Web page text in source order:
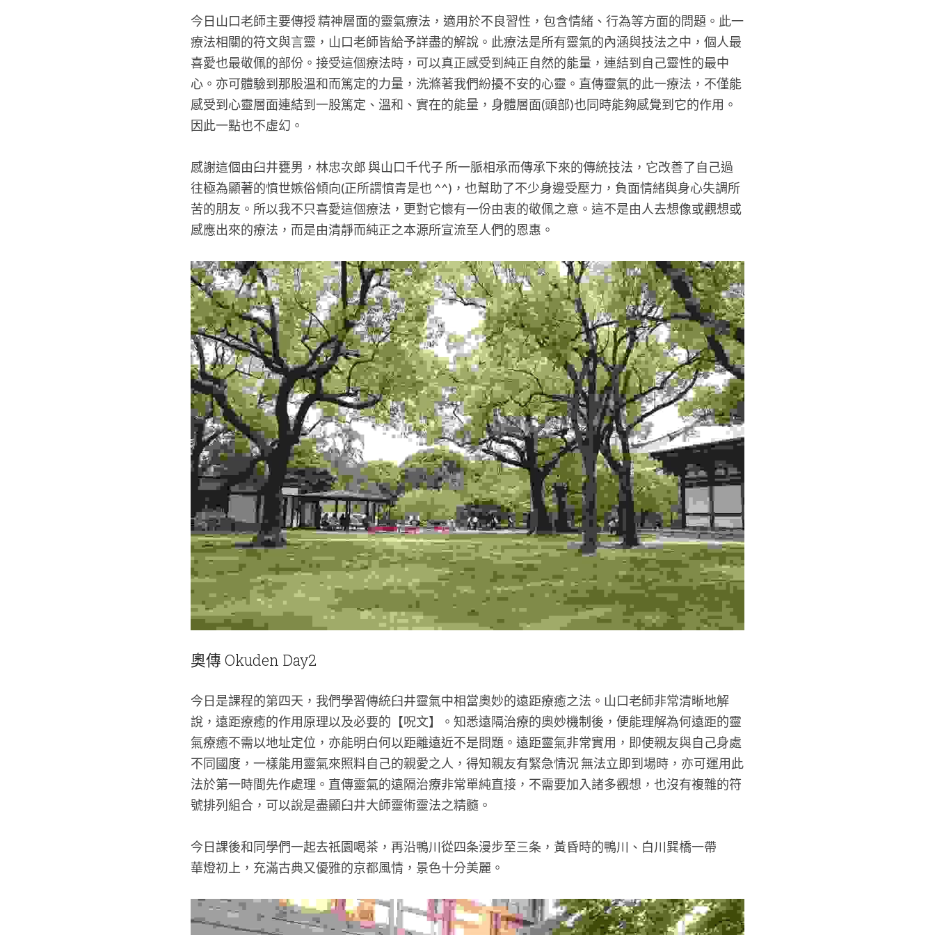
今日山口老師主要傳授 精神層面的靈氣療法，適用於不良習性，包含情緒、行為等方面的問題。此一
療法相關的符文與言靈，山口老師皆給予詳盡的解說。此療法是所有靈氣的內涵與技法之中，個人最
喜愛也最敬佩的部份。接受這個療法時，可以真正感受到純正自然的能量，連結到自己靈性的最中
心。亦可體驗到那股溫和而篤定的力量，洗滌著我們紛擾不安的心靈。直傳靈氣的此一療法，不僅能
感受到心靈層面連結到一股篤定、溫和、實在的能量，身體層面(頭部)也同時能夠感覺到它的作用。
因此一點也不虛幻。
感謝這個由臼井甕男，林忠次郎 與山口千代子 所一脈相承而傳承下來的傳統技法，它改善了自己過
往極為顯著的憤世嫉俗傾向(正所謂憤青是也 ^^)，也幫助了不少身邊受壓力，負面情緒與身心失調所
苦的朋友。所以我不只喜愛這個療法，更對它懷有一份由衷的敬佩之意。這不是由人去想像或觀想或
感應出來的療法，而是由清靜而純正之本源所宣流至人們的恩惠。
奧傳 Okuden Day2
今日是課程的第四天，我們學習傳統臼井靈氣中相當奧妙的遠距療癒之法。山口老師非常清晰地解
說，遠距療癒的作用原理以及必要的【呪文】。知悉遠隔治療的奧妙機制後，便能理解為何遠距的靈
氣療癒不需以地址定位，亦能明白何以距離遠近不是問題。遠距靈氣非常實用，即使親友與自己身處
不同國度，一樣能用靈氣來照料自己的親愛之人，得知親友有緊急情況 無法立即到場時，亦可運用此
法於第一時間先作處理。直傳靈氣的遠隔治療非常單純直接，不需要加入諸多觀想，也沒有複雜的符
號排列組合，可以說是盡顯臼井大師靈術靈法之精髓。
今日課後和同學們一起去祇園喝茶，再沿鴨川從四条漫步至三条，黃昏時的鴨川、白川巽橋一帶
華燈初上，充滿古典又優雅的京都風情，景色十分美麗。